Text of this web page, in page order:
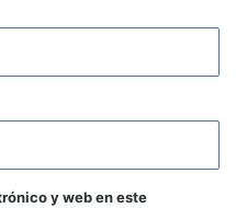
y web en este